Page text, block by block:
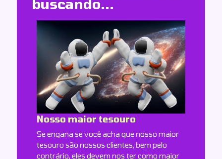
buscando...
Nosso maior tesouro
Se engana se você acha que nosso maior
tesouro são nossos clientes, bem pelo
contrário, eles devem nos ter como maior